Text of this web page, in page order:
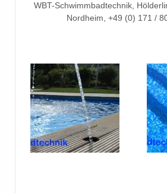
WBT-Schwimmbadtechnik,
Nordheim, +49 (0) 171 /